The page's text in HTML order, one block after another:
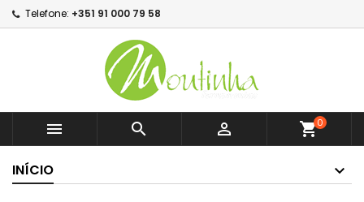
Telefone: +351 91 000 79 58
   shopping_cart0
INÍCIO